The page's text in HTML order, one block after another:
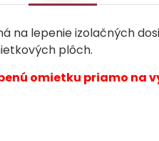
lepenie izolačných
plôch.
omietku priamo na